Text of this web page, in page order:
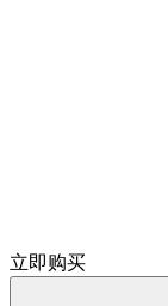
立即购买